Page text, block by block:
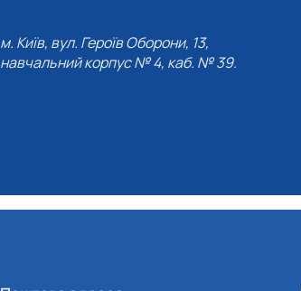
м. Київ, вул. Героїв Оборони, 13,
навчальний корпус № 4, каб. № 39.